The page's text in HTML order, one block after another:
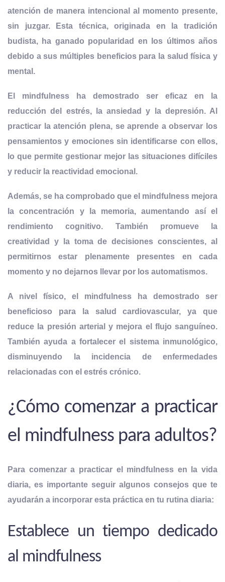
atención de manera intencional al momento presente,
sin juzgar. Esta técnica, originada en la tradición
budista, ha ganado popularidad en los últimos años
debido a sus múltiples beneficios para la salud física y
mental.
El mindfulness ha demostrado ser eficaz en la
reducción del estrés, la ansiedad y la depresión. Al
practicar la atención plena, se aprende a observar los
pensamientos y emociones sin identificarse con ellos,
lo que permite gestionar mejor las situaciones difíciles
y reducir la reactividad emocional.
Además, se ha comprobado que el mindfulness mejora
la concentración y la memoria, aumentando así el
rendimiento cognitivo. También promueve la
creatividad y la toma de decisiones conscientes, al
permitirnos estar plenamente presentes en cada
momento y no dejarnos llevar por los automatismos.
A nivel físico, el mindfulness ha demostrado ser
beneficioso para la salud cardiovascular, ya que
reduce la presión arterial y mejora el flujo sanguíneo.
También ayuda a fortalecer el sistema inmunológico,
disminuyendo la incidencia de enfermedades
relacionadas con el estrés crónico.
¿Cómo comenzar a practicar
el mindfulness para adultos?
Para comenzar a practicar el mindfulness en la vida
diaria, es importante seguir algunos consejos que te
ayudarán a incorporar esta práctica en tu rutina diaria:
Establece un tiempo dedicado
al mindfulness